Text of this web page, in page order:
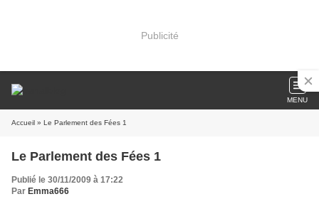
Publicité
MENU
Accueil » Le Parlement des Fées 1
Le Parlement des Fées 1
Publié le 30/11/2009 à 17:22
Par Emma666